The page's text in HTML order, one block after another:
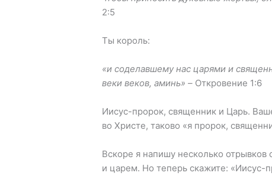
2:5
Ты король:
«и соделавшему нас царями и
веки веков, аминь» – Откровение 1:6
Иисус-пророк, священник и Царь.
во Христе, таково «я пророк,
Вскоре я напишу несколько
и царем. Но теперь скажите: «Иисус-